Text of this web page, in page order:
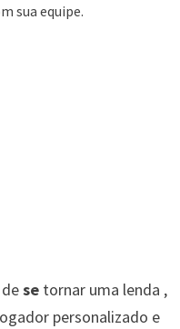
sua equipe.
dese tornar uma lenda ,
personalizado e